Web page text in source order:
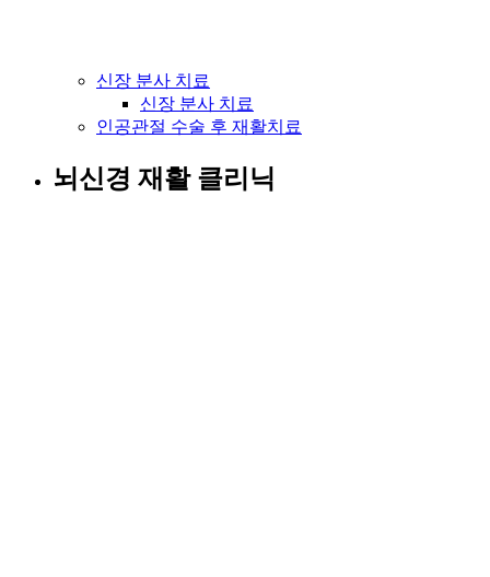
신장 분사 치료
신장 분사 치료
인공관절 수술 후 재활치료
뇌신경 재활 클리닉